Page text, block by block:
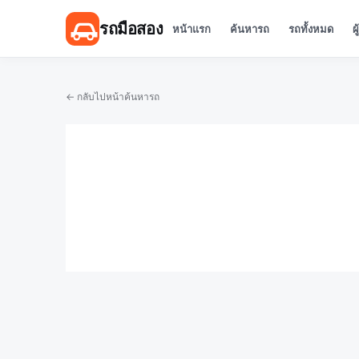
รถมือสอง หน้าแรก ค้นหารถ รถทั้งหมด
← กลับไปหน้าค้นหารถ